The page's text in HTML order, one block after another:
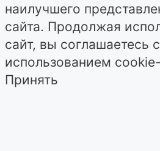
наилучшего
сайта. Продолжая
сайт, вы соглашаетесь с
использованием
Принять